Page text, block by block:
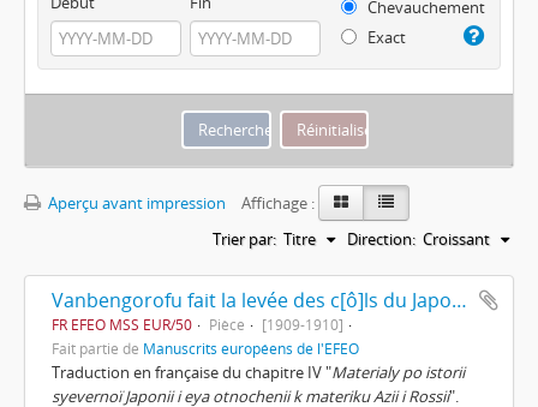
Chevauchement
Exact
Aperçu avant impression
Affichage :
Trier par: Titre Direction: Croissant
Vanbengorofu fait la levée des c[ô]ls du Japon et retourne en Europe de Dimitrii Pozdnyeef
FR EFEO MSS EUR/50 Pièce
[1909-1910]
Fait partie de Manuscrits européens de l'EFEO
Traduction en française du chapitre IV "Materialy po istorii
syevernoï Japonii i eya otnochenii k materiku Azii i Rossii".